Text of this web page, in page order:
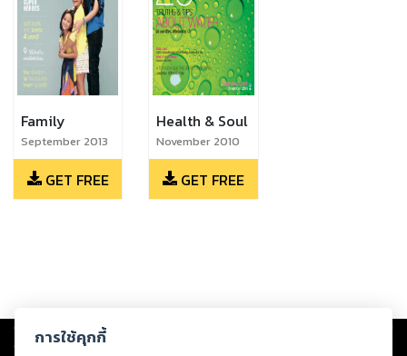
Family
September 2013
GET FREE
Health & Soul
November 2010
GET FREE
Copyright © 2026
ต่อผลงานหรือเนื้อหาใดที่อัปโหลดผ่านเว็บไซต์และปรากฏว่าละเมิดสิทธิใน
การใช้คุกกี้